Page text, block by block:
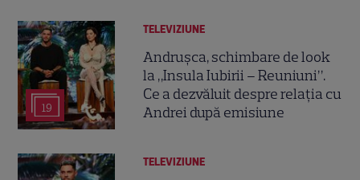
19
TELEVIZIUNE
Andrușca, schimbare de look
la „Insula Iubirii – Reuniuni”.
Ce a dezvăluit despre relația cu
Andrei după emisiune
TELEVIZIUNE